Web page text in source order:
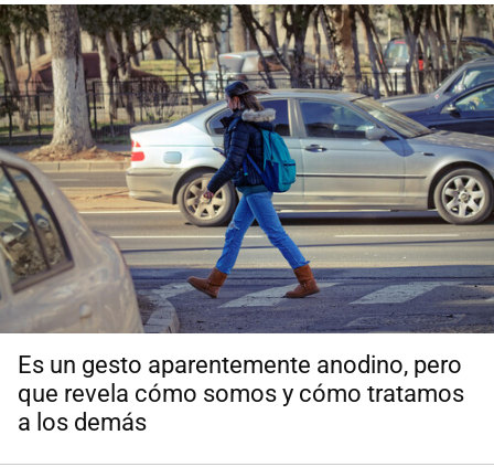
Es un gesto aparentemente anodino, pero
que revela cómo somos y cómo tratamos
a los demás